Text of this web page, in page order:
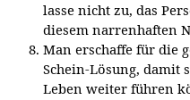
lasse nicht zu, das
diesem narrenhaften
Man erschaffe für die
Schein-Lösung, damit
Leben weiter führen